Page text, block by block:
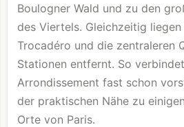
Boulogner Wald und zu den
des Viertels. Gleichzeitig
Trocadéro und die zentraleren
Stationen entfernt. So
Arrondissement fast schon
der praktischen Nähe zu
Orte von Paris.